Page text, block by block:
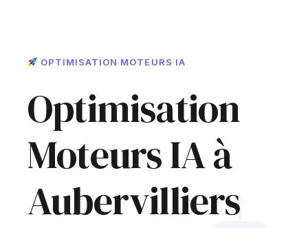
OPTIMISATION MOTEURS IA
Optimisation
Moteurs IA à
Aubervilliers